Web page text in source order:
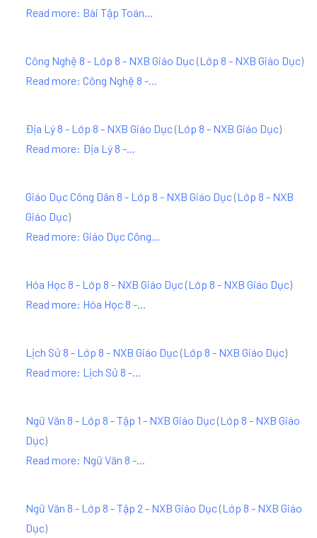
Read more: Bài Tập Toán...
Công Nghệ 8 - Lớp 8 - NXB Giáo Dục(Lớp 8 - NXB Giáo Dục)
Read more: Công Nghệ 8 -...
Địa Lý 8 - Lớp 8 - NXB Giáo Dục(Lớp 8 - NXB Giáo Dục)
Read more: Địa Lý 8 -...
Giáo Dục Công Dân 8 - Lớp 8 - NXB Giáo Dục(Lớp 8 - NXB
Giáo Dục)
Read more: Giáo Dục Công...
Hóa Học 8 - Lớp 8 - NXB Giáo Dục(Lớp 8 - NXB Giáo Dục)
Read more: Hóa Học 8 -...
Lịch Sử 8 - Lớp 8 - NXB Giáo Dục(Lớp 8 - NXB Giáo Dục)
Read more: Lịch Sử 8 -...
Ngữ Văn 8 - Lớp 8 - Tập 1 - NXB Giáo Dục(Lớp 8 - NXB Giáo
Dục)
Read more: Ngữ Văn 8 -...
Ngữ Văn 8 - Lớp 8 - Tập 2 - NXB Giáo Dục(Lớp 8 - NXB Giáo
Dục)